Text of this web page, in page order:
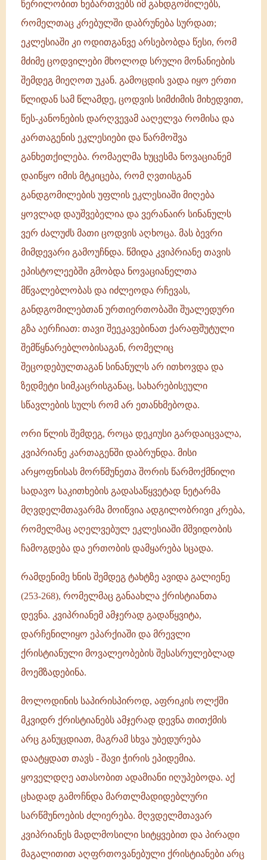
წერილობით ნებართვებს იმ განდგომილებს,
რომელთაც კრებულში დაბრუნება სურდათ;
ეკლესიაში კი ოდითგანვე არსებობდა წესი, რომ
მძიმე ცოდვილები მხოლოდ სრული მონანიების
შემდეგ მიეღოთ უკან. გამოცდის ვადა იყო ერთი
წლიდან სამ წლამდე, ცოდვის სიმძიმის მიხედვით,
წეს-კანონების დარღვევამ ააღელვა რომისა და
კართაგენის ეკლესიები და წარმოშვა
განხეთქილება. რომაელმა ხუცესმა ნოვაციანემ
დაიწყო იმის მტკიცება, რომ ღვთისგან
განდგომილების უფლის ეკლესიაში მიღება
ყოვლად დაუშვებელია და ვერანაირ სინანულს
ვერ ძალუძს მათი ცოდვის აღხოცა. მას ბევრი
მიმდევარი გამოუჩნდა. წმიდა კვიპრიანე თავის
ეპისტოლეებში გმობდა ნოვაციანელთა
მწვალებლობას და იძლეოდა რჩევას,
განდგომილებთან ურთიერთობაში შუალედური
გზა აერჩიათ: თავი შეეკავებინათ ქარაფშუტული
შემწყნარებლობისაგან, რომელიც
შეცოდებულთაგან სინანულს არ ითხოვდა და
ზედმეტი სიმკაცრისგანაც, სახარებისეული
სწავლების სულს რომ არ ეთანხმებოდა.
ორი წლის შემდეგ, როცა დეკიუსი გარდაიცვალა,
კვიპრიანე კართაგენში დაბრუნდა. მისი
არყოფნისას მორწმუნეთა შორის წარმოქმნილი
სადავო საკითხების გადასაწყვეტად ნეტარმა
მღვდელმთავარმა მოიწვია ადგილობრივი კრება,
რომელმაც აღელვებულ ეკლესიაში მშვიდობის
ჩამოგდება და ერთობის დამყარება სცადა.
რამდენიმე ხნის შემდეგ ტახტზე ავიდა გალიენე
(253-268), რომელმაც განაახლა ქრისტიანთა
დევნა. კვიპრიანემ ამჯერად გადაწყვიტა,
დარჩენილიყო ეპარქიაში და მრევლი
ქრისტიანული მოვალეობების შესასრულებლად
მოემზადებინა.
მოლოდინის საპირისპიროდ, აფრიკის ოლქში
მკვიდრ ქრისტიანებს ამჯერად დევნა თითქმის
არც განუცდიათ, მაგრამ სხვა უბედურება
დაატყდათ თავს - შავი ჭირის ეპიდემია.
ყოველდღე ათასობით ადამიანი იღუპებოდა. აქ
ცხადად გამოჩნდა მართლმადიდებლური
სარწმუნოების ძლიერება. მღვდელმთავარ
კვიპრიანეს მადლმოსილი სიტყვებით და პირადი
მაგალითით აღფრთოვანებული ქრისტიანები არც